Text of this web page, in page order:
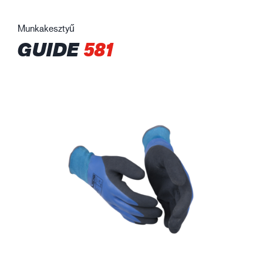
Munkakesztyű
GUIDE581